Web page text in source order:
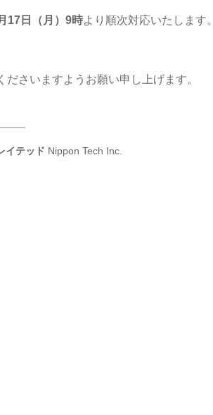
17日（月 ）9時より順次対応いたします。
さいますようお願い申し上げます。
イテッド Nippon Tech Inc.